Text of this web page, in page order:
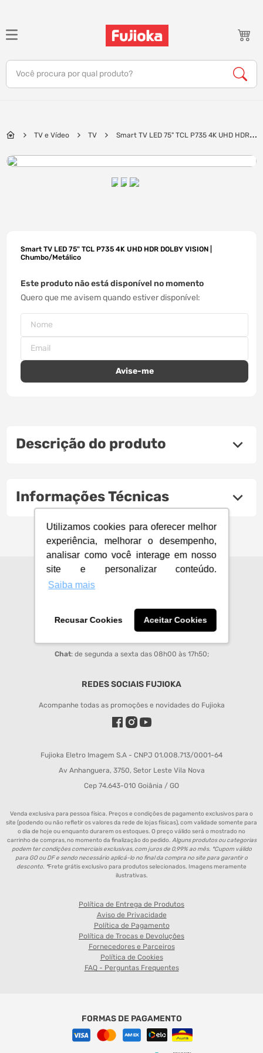
Utilizamos cookies para oferecer melhor
experiência, melhorar o desempenho,
analisar como você interage em nosso
site e personalizar conteúdo.
Saiba mais
Recusar Cookies Aceitar Cookies
Você procura por qual produto?
TV e Vídeo TV
Smart TV LED 75" TCL P735 4K UHD HDR
Smart TV LED 75" TCL P735 4K UHD HDR DOLBY VISION |
Chumbo/Metálico
Este produto não está disponível no momento
Quero que me avisem quando estiver disponível
Descrição do produto
Informações Técnicas
CENTRAL DE ATENDIMENTO
sac@fujioka.inf.br
Horário de Atendimento:
Chat: de segunda a sexta das 08h00 às 17h50;
REDES SOCIAIS FUJIOKA
Acompanhe todas as promoções e novidades do Fujioka
Fujioka Eletro Imagem S.A - CNPJ 01.008.713/0001-64
Av Anhanguera, 3750, Setor Leste Vila Nova
Cep 74.643-010 Goiânia / GO
Venda exclusiva para pessoa física. Preços e condições de pagamento exclusivos para o
site (podendo ou não refletir os valores da rede de lojas físicas), com validade somente para
o dia de hoje ou enquanto durarem os estoques. O preço válido será o mostrado no
carrinho de compras, no momento da finalização do pedido. Alguns produtos ou categorias
podem ter condições comerciais exclusivas, com juros de 0,99% ao mês. *Cupom válido
para GO ou DF e sendo necessário aplicá-lo no final da compra no site para garantir o
desconto. *Frete grátis exclusivo para produtos selecionados. Imagens meramente
ilustrativas.
Política de Entrega de Produtos
Aviso de Privacidade
Política de Pagamento
Política de Trocas e Devoluções
Fornecedores e Parceiros
Política de Cookies
FAQ - Perguntas Frequentes
FORMAS DE PAGAMENTO
TERMOS MAIS BUSCADOS
1º
notebook
5º
jbl
7º
10º caixa som